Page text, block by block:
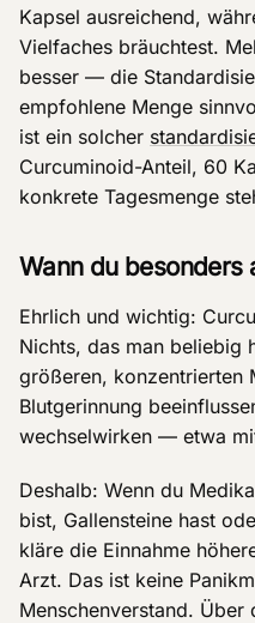
Kapsel ausreichend,
Vielfaches bräuchtest.
besser — die
empfohlene Menge
ist ein solcher
Curcuminoid-Anteil, 60
konkrete Tagesmenge
Wann du besonders
Ehrlich und wichtig:
Nichts, das man beliebig
größeren, konzentrierten
Blutgerinnung
wechselwirken — etwa
Deshalb: Wenn du
bist, Gallensteine hast
kläre die Einnahme
Arzt. Das ist keine
Menschenverstand. Über